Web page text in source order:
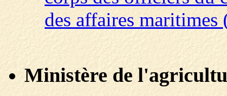
des affaires maritimes
Ministère de